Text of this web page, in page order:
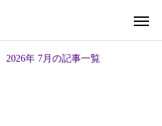
2026年 7月の記事一覧